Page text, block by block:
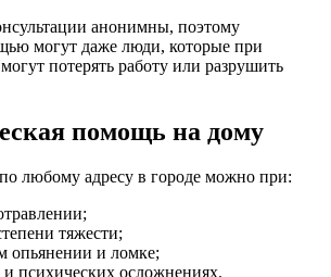
анонимны, поэтому
могут даже люди, которые при
потерять работу или разрушить
помощь на дому
любому адресу в городе можно при:
тяжести;
опьянении и ломке;
и психических осложнениях.